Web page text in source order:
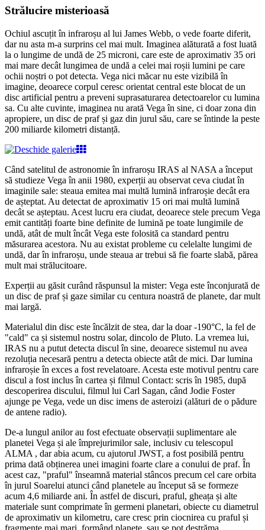
Strălucire misterioasă
Ochiul ascuțit în infraroșu al lui James Webb, o vede foarte diferit,
dar nu asta m-a surprins cel mai mult. Imaginea alăturată a fost luată
la o lungime de undă de 25 microni, care este de aproximativ 35 ori
mai mare decât lungimea de undă a celei mai roșii lumini pe care
ochii noștri o pot detecta. Vega nici măcar nu este vizibilă în
imagine, deoarece corpul ceresc orientat central este blocat de un
disc artificial pentru a preveni suprasaturarea detectoarelor cu lumina
sa. Cu alte cuvinte, imaginea nu arată Vega în sine, ci doar zona din
apropiere, un disc de praf și gaz din jurul său, care se întinde la peste
200 miliarde kilometri distanță.
Când satelitul de astronomie în infraroșu IRAS al NASA a început
să studieze Vega în anii 1980, experții au observat ceva ciudat în
imaginile sale: steaua emitea mai multă lumină infraroșie decât era
de așteptat. Au detectat de aproximativ 15 ori mai multă lumină
decât se așteptau. Acest lucru era ciudat, deoarece stele precum Vega
emit cantități foarte bine definite de lumină pe toate lungimile de
undă, atât de mult încât Vega este folosită ca standard pentru
măsurarea acestora. Nu au existat probleme cu celelalte lungimi de
undă, dar în infraroșu, unde steaua ar trebui să fie foarte slabă, părea
mult mai strălucitoare.
Experții au găsit curând răspunsul la mister: Vega este înconjurată de
un disc de praf și gaze similar cu centura noastră de planete, dar mult
mai largă.
Materialul din disc este încălzit de stea, dar la doar -190°C, la fel de
"cald" ca și sistemul nostru solar, dincolo de Pluto. La vremea lui,
IRAS nu a putut detecta discul în sine, deoarece sistemul nu avea
rezoluția necesară pentru a detecta obiecte atât de mici. Dar lumina
infraroșie în exces a fost revelatoare. Acesta este motivul pentru care
discul a fost inclus în cartea și filmul Contact: scris în 1985, după
descoperirea discului, filmul lui Carl Sagan, când Jodie Foster
ajunge pe Vega, vede un disc imens de asteroizi (alături de o pădure
de antene radio).
De-a lungul anilor au fost efectuate observații suplimentare ale
planetei Vega și ale împrejurimilor sale, inclusiv cu telescopul
ALMA , dar abia acum, cu ajutorul JWST, a fost posibilă pentru
prima dată obținerea unei imagini foarte clare a conului de praf. În
acest caz, "praful" înseamnă material stâncos precum cel care orbita
în jurul Soarelui atunci când planetele au început să se formeze
acum 4,6 miliarde ani. În astfel de discuri, praful, gheața și alte
materiale sunt comprimate în germeni planetari, obiecte cu diametrul
de aproximativ un kilometru, care cresc prin ciocnirea cu praful și
fragmente mai mari, formând planete, sau se pot destrăma.